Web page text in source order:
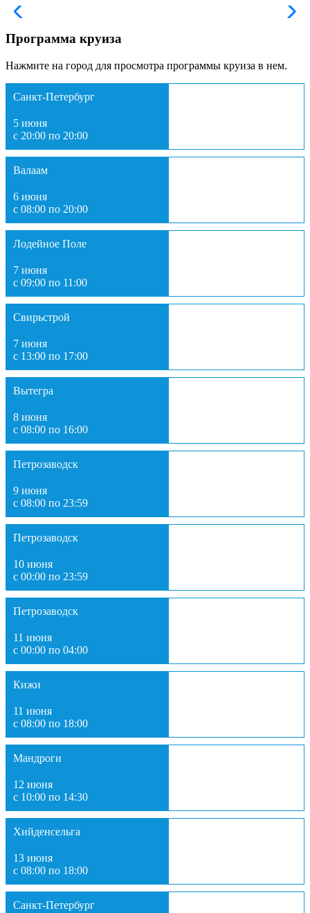
Программа круиза
Нажмите на город для просмотра программы круиза в нем.
Санкт-Петербург
5 июня
с 20:00 по 20:00
Валаам
6 июня
с 08:00 по 20:00
Лодейное Поле
7 июня
с 09:00 по 11:00
Свирьстрой
7 июня
с 13:00 по 17:00
Вытегра
8 июня
с 08:00 по 16:00
Петрозаводск
9 июня
с 08:00 по 23:59
Петрозаводск
10 июня
с 00:00 по 23:59
Петрозаводск
11 июня
с 00:00 по 04:00
Кижи
11 июня
с 08:00 по 18:00
Мандроги
12 июня
с 10:00 по 14:30
Хийденсельга
13 июня
с 08:00 по 18:00
Санкт-Петербург